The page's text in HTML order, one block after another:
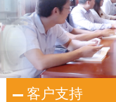
客户支持